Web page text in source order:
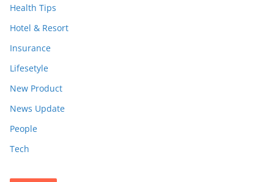
Health Tips
Hotel & Resort
Insurance
Lifesetyle
New Product
News Update
People
Tech